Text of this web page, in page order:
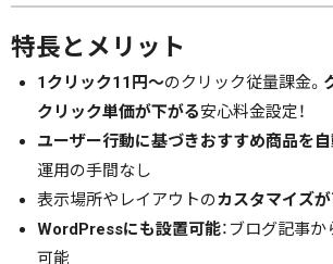
特長とメリット
1クリック11円～のクリック従量課金。
クリック単価が下がる安心料金設定！
ユーザー行動に基づきおすすめ商品を
運用の手間なし
表示場所やレイアウトのカスタマイズ
WordPressにも設置可能：ブログ記事
可能